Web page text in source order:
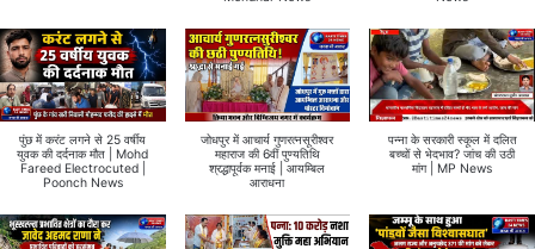
पुंछ में करंट लगने से 25 वर्षीय
युवक की दर्दनाक मौत | Mohd
Fareed Electrocuted |
Poonch News
जोधपुर में आचार्य गुणरत्नसूरीश्वर
महाराज की 6वीं पुण्यतिथि
श्रद्धापूर्वक मनाई | आयम्बिल
आराधना
पन्ना के सरकारी स्कूल में दलित
बच्चों से भेदभाव? जांच की उठी
मांग | MP News